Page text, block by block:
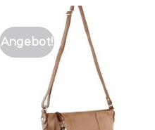
Angebot!